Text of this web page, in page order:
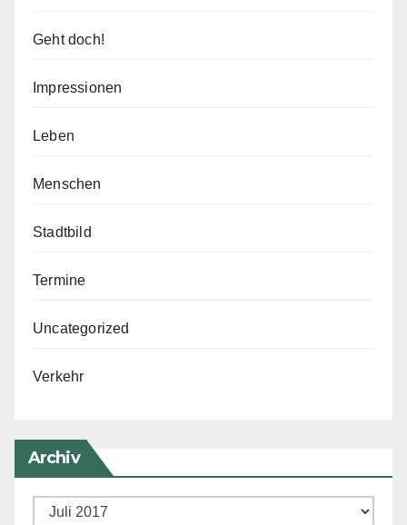
Geht doch!
Impressionen
Leben
Menschen
Stadtbild
Termine
Uncategorized
Verkehr
Archiv
Archiv